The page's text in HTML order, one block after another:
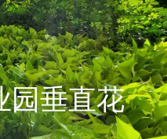
园垂直花